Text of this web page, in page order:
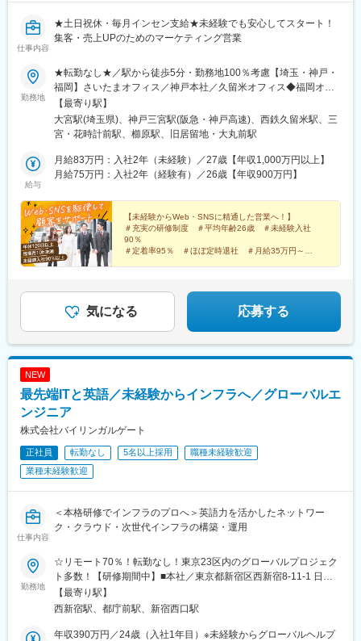
変更の範囲：会社の定める業務
能です。
「薄紙印刷」に特化した独自の技術力があり、他社には真似でき
ない提案が可能です。
■採用背景・将来性
事業領域拡大のための増員募集です。即戦力としてご活躍いただ
ける方を歓迎します。
変更の範囲：会社の定める業務
仕事内容
★土日祝休・毎月インセン支給★未経験でも安心してスタート！
集客・売上UPのためのマーケティング営業
勤務地
★転勤なし★／駅から徒歩5分・勤務地100％考慮【埼玉・神戸・
福岡】さいたまオフィス／神戸本社／久留米オフィス◆福岡オフ
ィス10月オープン予定◆※博多駅周辺（福岡市）※開所までは久留
米オフィスでの勤務となります。＜アクセス＞【神戸本社】兵庫
県神戸市中央区三宮町1-4-8 THE PEAK KOBE SANNOMIYA 12
ノ宮」駅より徒歩5分・神戸新交通「三宮」駅より徒歩5分【さい
たまオフィス】★積極採用中埼玉県さいたま市大宮区桜木町１丁
留米オフィス】福岡県久留米市東町42番地21 久留米ビジネスス
クエア 7階・西鉄電車「西鉄久留米駅」より徒歩1分★雨の日で
も、ほとんど濡れることなく、出社可能！★車・自転車通勤
OK【オフィスの移転について】2023年11月に、100人超を収容可
能な広々とした拠点に移転しました。シックでスタイリッシュ、
も最高です♪
【最寄り駅】
大宮駅(埼玉県)、神戸三宮駅(阪急・神戸高速)、西鉄久留米駅、三
宮・花時計前駅、櫛原駅、旧居留地・大丸前駅
給与
月給83万円：入社2年（未経験）／27歳【年収1,000万円以上】
月給75万円：入社2年（経験有）／26歳【年収900万円】
【未経験からWeb・SNSに精通した営業へ！】
＃充実の研修制度 ＃平均年齢26歳 ＃未経験入社
90％
＃定着率95％ ＃ほぼ定時退社 ＃月給35万円～
気になる 応募する
NEW
最先端ITと英語／未経験からインフラへ／グローバルエ
ンジニア
株式会社バイリンガルゲート
正社員 転勤なし 5名以上採用
職種未経験歓迎
業種未経験歓迎
仕事内容
＜本格研修でインフラのプロへ＞英語力を活かしたネットワー
ク・クラウド・次世代インフラの構築・運用
勤務地
☆リモート70％！転勤なし！東京23区内のグローバルプロジェク
ト多数！【研修期間中】■本社／東京都新宿区西新宿8-11-1 日東
星野ビル5F└「西新宿駅」より徒歩2分※都庁前駅や新宿西口駅か
らもアクセス良好です！【研修終了後】■東京23区を中心とした
間をしっかり考慮し、話し合いをして決定します。※出社・ハイブ
【最寄り駅】
西新宿駅、都庁前駅、新宿西口駅
年収390万円／24歳（入社1年目）※未経験からグローバルヘルプ